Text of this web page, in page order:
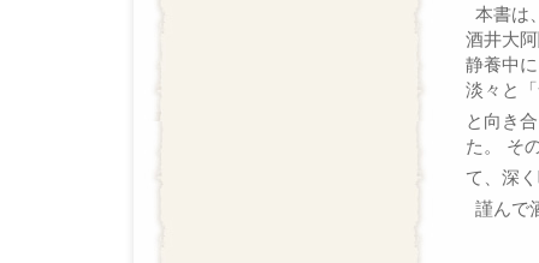
本書は
酒井大
静養中
淡々と
と向き
た。 そ
て、深く
謹んで